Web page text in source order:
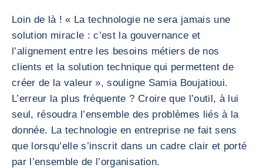
Loin de là ! « La technologie ne sera jamais une
solution miracle : c’est la gouvernance et
l’alignement entre les besoins métiers de nos
clients et la solution technique qui permettent de
créer de la valeur », souligne Samia Boujatioui.
L’erreur la plus fréquente ? Croire que l’outil, à lui
seul, résoudra l’ensemble des problèmes liés à la
donnée. La technologie en entreprise ne fait sens
que lorsqu’elle s’inscrit dans un cadre clair et porté
par l’ensemble de l’organisation.